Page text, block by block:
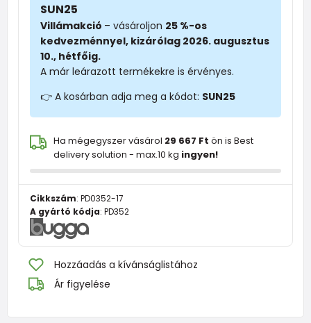
SUN25
Villámakció – vásároljon 25 %-os
kedvezménnyel, kizárólag 2026. augusztus
10., hétfőig.
A már leárazott termékekre is érvényes.
👉 A kosárban adja meg a kódot: SUN25
Ha mégegyszer vásárol 29 667 Ft ön is Best
delivery solution - max.10 kg ingyen!
Cikkszám: PD0352-17
A gyártó kódja: PD352
Hozzáadás a kívánságlistához
Ár figyelése